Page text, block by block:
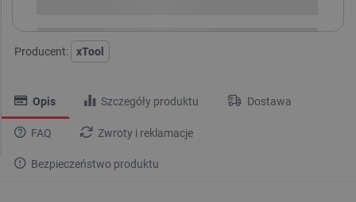
Producent: xTool
Opis Szczegóły produktu Dostawa
FAQ Zwroty i reklamacje
Bezpieczeństwo produktu